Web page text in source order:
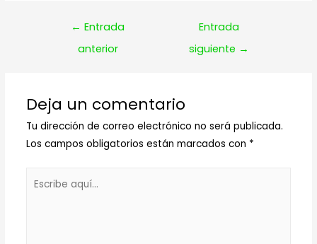
Navegación
← Entrada
anterior
Entrada
siguiente →
Deja un comentario
Tu dirección de correo electrónico no será publicada.
Los campos obligatorios están marcados con *